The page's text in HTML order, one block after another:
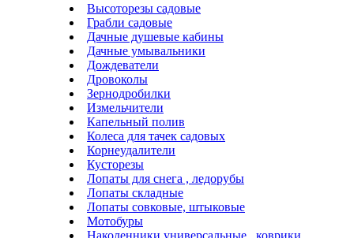
Высоторезы садовые
Грабли садовые
Дачные душевые кабины
Дачные умывальники
Дождеватели
Дровоколы
Зернодробилки
Измельчители
Капельный полив
Колеса для тачек садовых
Корнеудалители
Кусторезы
Лопаты для снега , ледорубы
Лопаты складные
Лопаты совковые, штыковые
Мотобуры
Наколенники универсальные , коврики